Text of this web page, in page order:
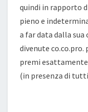
quindi in rapporto
pieno e
a far data dalla
divenute co.co.pro.
premi
(in presenza di